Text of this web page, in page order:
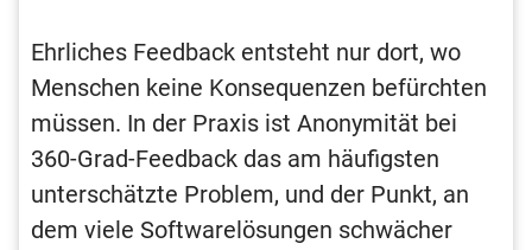
Ehrliches Feedback entsteht nur dort, wo
Menschen keine Konsequenzen befürchten
müssen. In der Praxis ist Anonymität bei
360-Grad-Feedback das am häufigsten
unterschätzte Problem, und der Punkt, an
dem viele Softwarelösungen schwächer